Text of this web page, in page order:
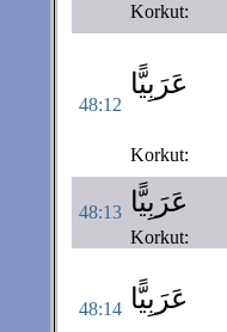
Korkut:
48:12
عَرَبِيًّا
Korkut:
48:13 عَرَبِيًّا
Korkut:
48:14 عَرَبِيًّا